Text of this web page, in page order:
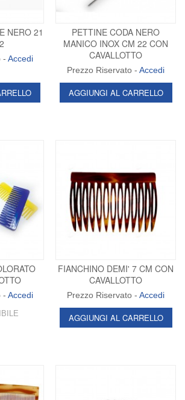
NERO 21
- Accedi
PETTINE CODA NERO
MANICO INOX CM 22 CON
CAVALLOTTO
Prezzo Riservato -Accedi
AGGIUNGI AL CARRELLO
- Accedi
FIANCHINO DEMI' 7 CM CON
CAVALLOTTO
Prezzo Riservato -Accedi
AGGIUNGI AL CARRELLO